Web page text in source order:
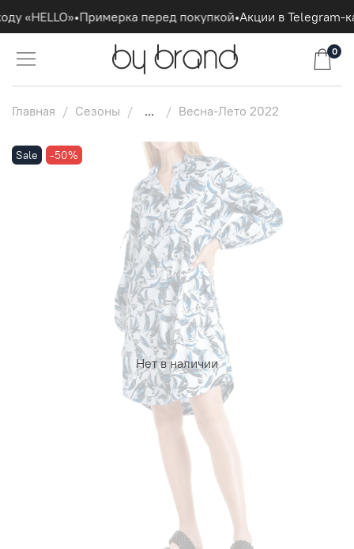
«HELLO»•Примерка перед покупкой•Акции в Telegram-
0
Главная Сезоны ... Весна-Лето 2022
Нет в наличии
Sale -50%